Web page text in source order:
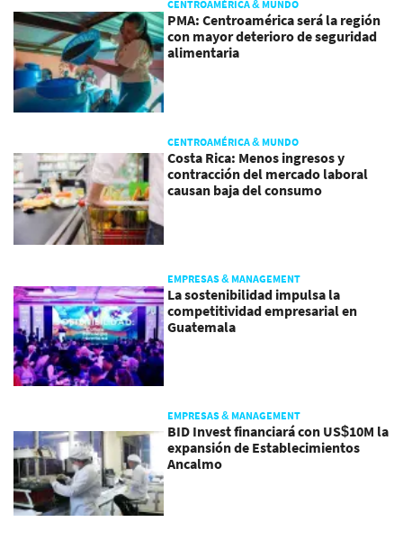
CENTROAMÉRICA & MUNDO
PMA: Centroamérica será la región
con mayor deterioro de seguridad
alimentaria
CENTROAMÉRICA & MUNDO
Costa Rica: Menos ingresos y
contracción del mercado laboral
causan baja del consumo
EMPRESAS & MANAGEMENT
La sostenibilidad impulsa la
competitividad empresarial en
Guatemala
EMPRESAS & MANAGEMENT
BID Invest financiará con US$10M la
expansión de Establecimientos
Ancalmo